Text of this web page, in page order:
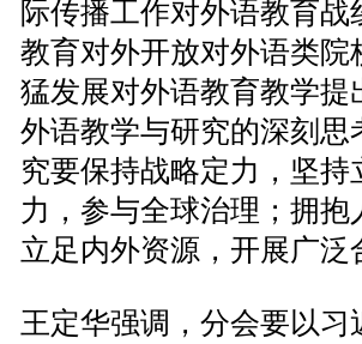
际传播工作对外语教育
教育对外开放对外语类
猛发展对外语教育教学
外语教学与研究的深刻
究要保持战略定力，坚
力，参与全球治理；拥
立足内外资源，开展广泛
王定华强调，分会要以